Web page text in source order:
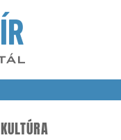
KULTÚRA